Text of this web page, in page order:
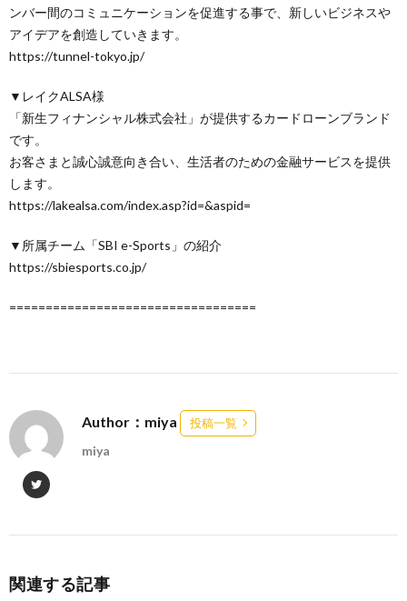
ンバー間のコミュニケーションを促進する事で、新しいビジネスや
アイデアを創造していきます。
https://tunnel-tokyo.jp/
▼レイクALSA様
「新生フィナンシャル株式会社」が提供するカードローンブランド
です。
お客さまと誠心誠意向き合い、生活者のための金融サービスを提供
します。
https://lakealsa.com/index.asp?id=&aspid=
▼所属チーム「SBI e-Sports」の紹介
https://sbiesports.co.jp/
==================================
Author：miya 投稿一覧
miya
関連する記事